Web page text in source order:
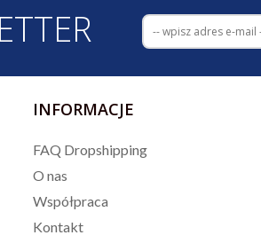
INFORMACJE
FAQ Dropshipping
O nas
Współpraca
Kontakt